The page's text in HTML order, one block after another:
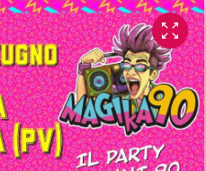
Altezza della
linea